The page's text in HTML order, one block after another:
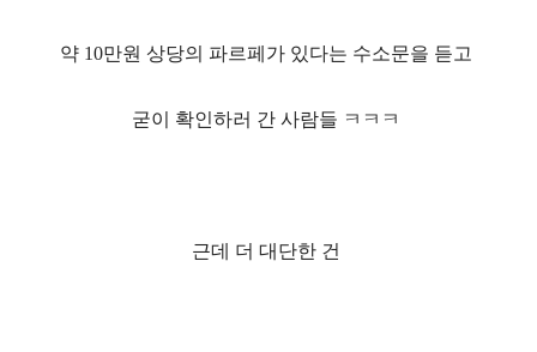
약 10만원 상당의 파르페가 있다는 수소문을 듣고
굳이 확인하러 간 사람들 ㅋㅋㅋ
근데 더 대단한 건